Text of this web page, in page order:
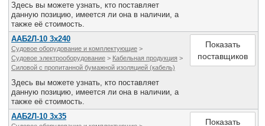
Здесь вы можете узнать, кто поставляет
данную позицию, имеется ли она в наличии, а
также её стоимость.
ААБ2Л-10 3х240
Судовое оборудование и комплектующие >
Судовое электрооборудование > Кабельная продукция >
Силовой с пропитанной бумажной изоляцией (кабель)
Здесь вы можете узнать, кто поставляет
данную позицию, имеется ли она в наличии, а
также её стоимость.
Показать
поставщиков
ААБ2Л-10 3х35
Показать